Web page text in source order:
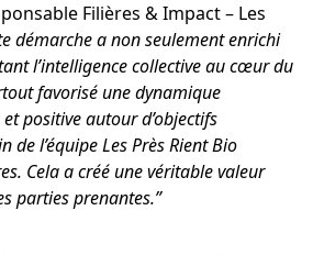
Filières & Impact – Les
démarche a non seulement enrichi
l’intelligence collective au cœur du
favorisé une dynamique
positive autour d’objectifs
de l’équipe Les Près Rient Bio
Cela a créé une véritable valeur
parties prenantes.”